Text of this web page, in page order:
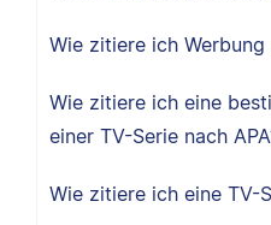
Wie zitiere ich Werbung
Wie zitiere ich eine
einer TV-Serie nach
Wie zitiere ich eine TV-